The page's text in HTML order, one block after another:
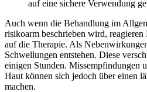
auf eine sichere Verwendung
Auch wenn die Behandlung im
risikoarm beschrieben wird, reagieren
auf die Therapie. Als
Schwellungen entstehen. Diese
einigen Stunden. Missempfindungen
Haut können sich jedoch über einen
machen.